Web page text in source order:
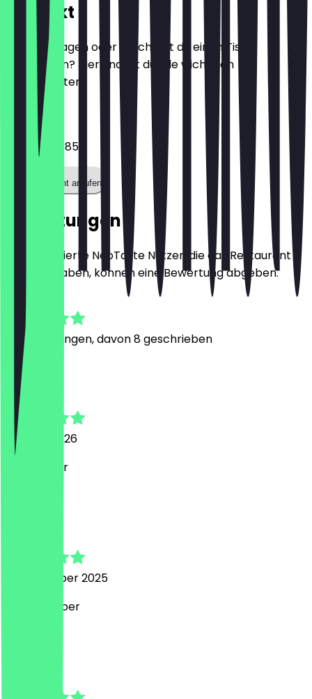
Kontakt
Hast du Fragen oder möchtest du einen Tisch
reservieren? Hier findest du alle wichtigen
Kontaktdaten.
Telefon
0174 8210485
Restaurant anrufen
Bewertungen
Nur registrierte NeoTaste Nutzer, die das Restaurant
besucht haben, können eine Bewertung abgeben.
Bewertungen, davon 8 geschrieben
Torben
17. März 2026
Sehr lecker
12. Dezember 2025
Einfach super